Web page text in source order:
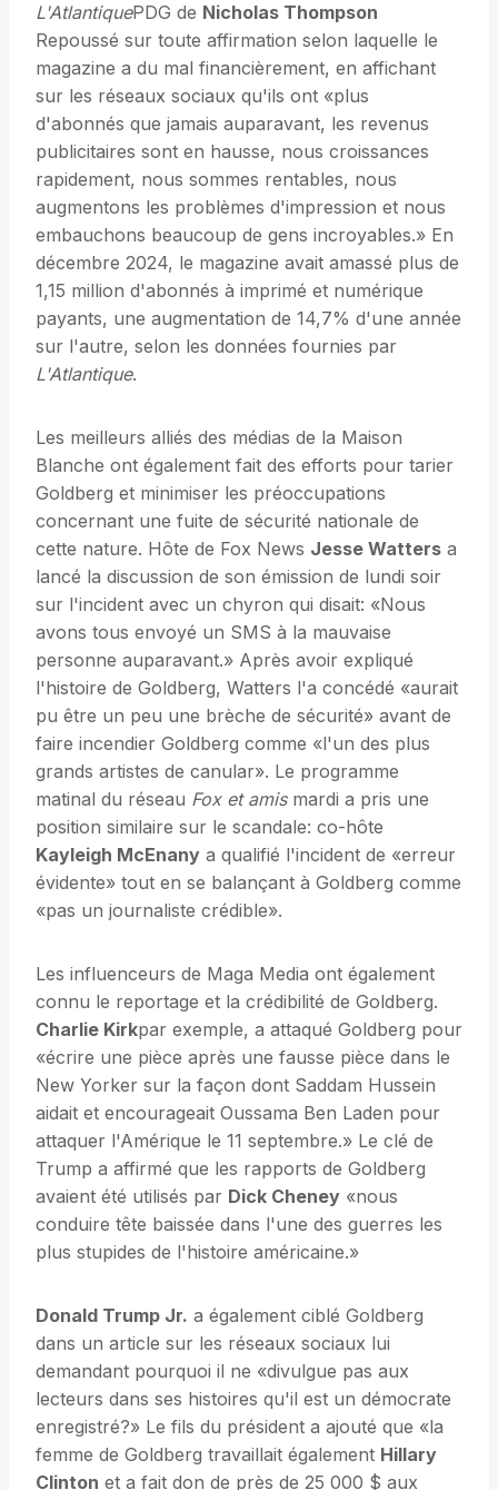
L'AtlantiquePDG de Nicholas Thompson
Repoussé sur toute affirmation selon laquelle le
magazine a du mal financièrement, en affichant
sur les réseaux sociaux qu'ils ont «plus
d'abonnés que jamais auparavant, les revenus
publicitaires sont en hausse, nous croissances
rapidement, nous sommes rentables, nous
augmentons les problèmes d'impression et nous
embauchons beaucoup de gens incroyables.» En
décembre 2024, le magazine avait amassé plus de
1,15 million d'abonnés à imprimé et numérique
payants, une augmentation de 14,7% d'une année
sur l'autre, selon les données fournies par
L'Atlantique.
Les meilleurs alliés des médias de la Maison
Blanche ont également fait des efforts pour tarier
Goldberg et minimiser les préoccupations
concernant une fuite de sécurité nationale de
cette nature. Hôte de Fox News Jesse Watters a
lancé la discussion de son émission de lundi soir
sur l'incident avec un chyron qui disait: «Nous
avons tous envoyé un SMS à la mauvaise
personne auparavant.» Après avoir expliqué
l'histoire de Goldberg, Watters l'a concédé «aurait
pu être un peu une brèche de sécurité» avant de
faire incendier Goldberg comme «l'un des plus
grands artistes de canular». Le programme
matinal du réseau Fox et amismardi a pris une
position similaire sur le scandale: co-hôte
Kayleigh McEnany a qualifié l'incident de «erreur
évidente» tout en se balançant à Goldberg comme
«pas un journaliste crédible».
Les influenceurs de Maga Media ont également
connu le reportage et la crédibilité de Goldberg.
Charlie Kirkpar exemple, a attaqué Goldberg pour
«écrire une pièce après une fausse pièce dans le
New Yorker sur la façon dont Saddam Hussein
aidait et encourageait Oussama Ben Laden pour
attaquer l'Amérique le 11 septembre.» Le clé de
Trump a affirmé que les rapports de Goldberg
avaient été utilisés par Dick Cheney «nous
conduire tête baissée dans l'une des guerres les
plus stupides de l'histoire américaine.»
Donald Trump Jr. a également ciblé Goldberg
dans un article sur les réseaux sociaux lui
demandant pourquoi il ne «divulgue pas aux
lecteurs dans ses histoires qu'il est un démocrate
enregistré?» Le fils du président a ajouté que «la
femme de Goldberg travaillait également Hillary
Clinton et a fait don de près de 25 000 $ aux